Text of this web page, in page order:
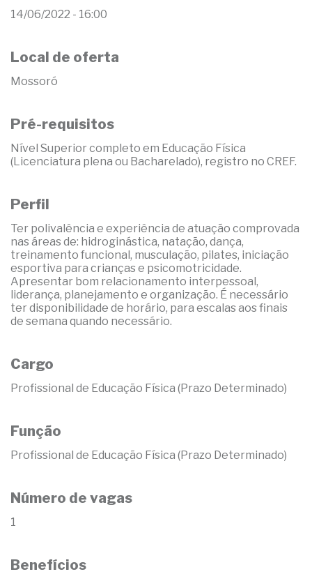
14/06/2022 - 16:00
Local de oferta
Mossoró
Pré-requisitos
Nível Superior completo em Educação Física
(Licenciatura plena ou Bacharelado), registro no CREF.
Perfil
Ter polivalência e experiência de atuação comprovada
nas áreas de: hidroginástica, natação, dança,
treinamento funcional, musculação, pilates, iniciação
esportiva para crianças e psicomotricidade.
Apresentar bom relacionamento interpessoal,
liderança, planejamento e organização. É necessário
ter disponibilidade de horário, para escalas aos finais
de semana quando necessário.
Cargo
Profissional de Educação Física (Prazo Determinado)
Função
Profissional de Educação Física (Prazo Determinado)
Número de vagas
1
Benefícios